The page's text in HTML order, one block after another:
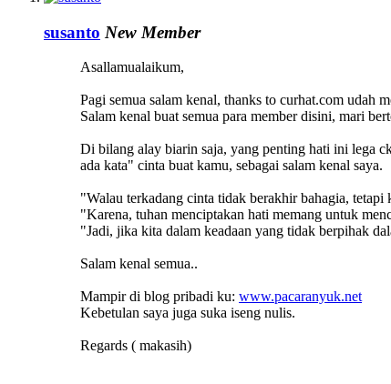
susanto New Member
Asallamualaikum,
Pagi semua salam kenal, thanks to curhat.com udah
Salam kenal buat semua para member disini, mari
Di bilang alay biarin saja, yang penting hati ini lega
ada kata" cinta buat kamu, sebagai salam kenal saya.
"Walau terkadang cinta tidak berakhir bahagia,
"Karena, tuhan menciptakan hati memang untuk
"Jadi, jika kita dalam keadaan yang tidak berpihak
Salam kenal semua..
Mampir di blog pribadi ku: www.pacaranyuk.net
Kebetulan saya juga suka iseng nulis.
Regards ( makasih)